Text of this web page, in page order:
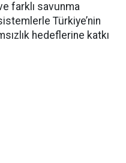
farklı savunma
Türkiye’nin
hedeflerine katkı